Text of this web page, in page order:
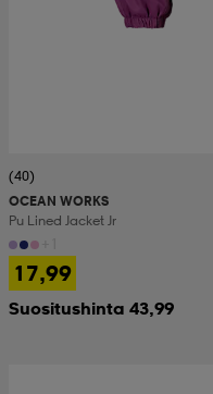
(40)
OCEAN WORKS
Pu Lined Jacket Jr
17,99
Suositushinta 43,99